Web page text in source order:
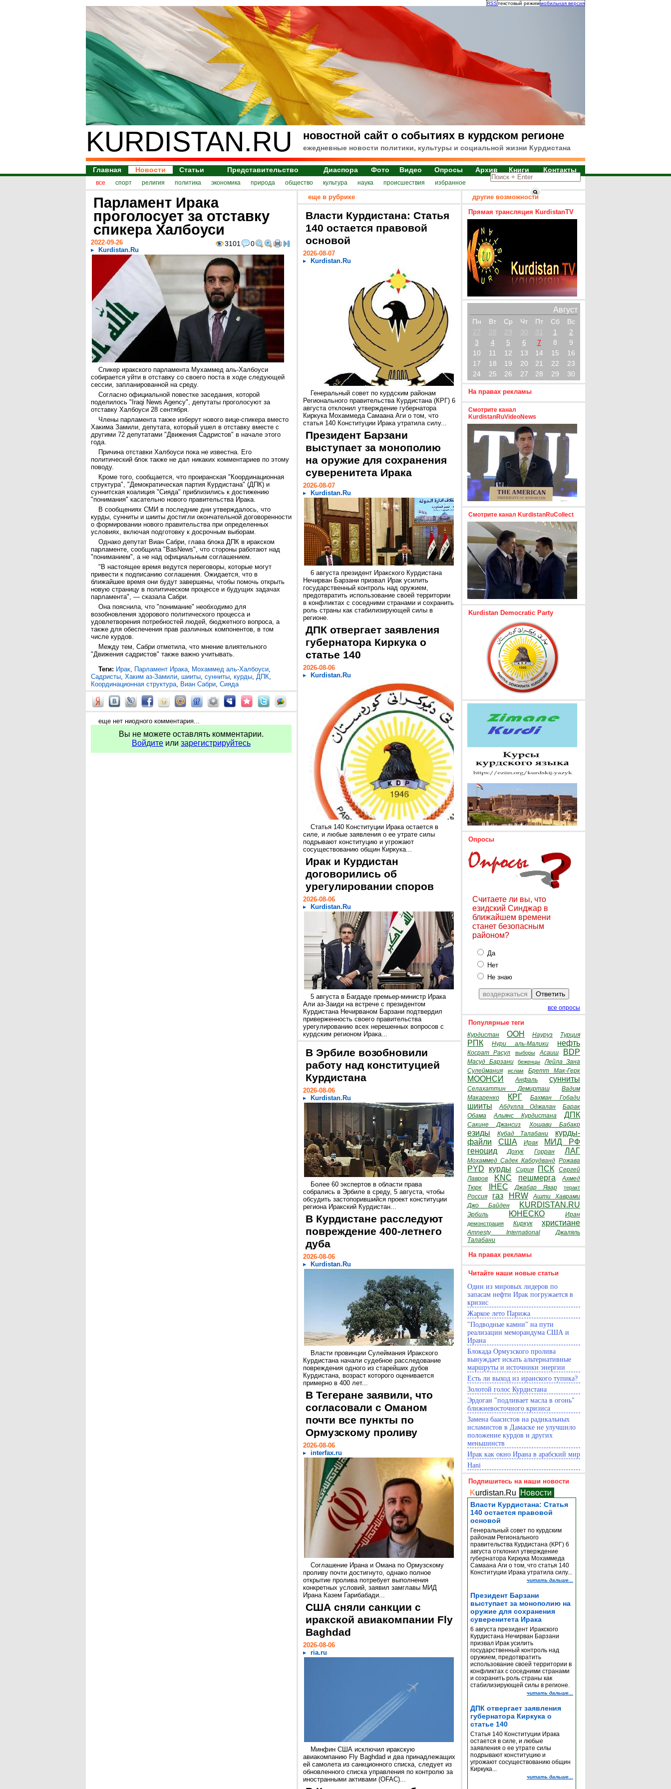
RSSтекстовый режиммобильная версия
KURDISTAN.RU новостной сайт о событиях в курдском регионе
ежедневные новости политики, культуры и социальной жизни Курдистана
Главная Новости Статьи Представительство Диаспора Фото Видео Опросы Архив Книги Контакты
все спорт религия политика экономика природа общество культура наука происшествия избранное
Парламент Ирака
проголосует за отставку
спикера Халбоуси
3101 0
2022-09-26
Kurdistan.Ru
Спикер иракского парламента Мухаммед аль-Халбоуси
собирается уйти в отставку со своего поста в ходе следующей
сессии, запланированной на среду.
Согласно официальной повестке заседания, которой
поделилось "Iraqi News Agency", депутаты проголосуют за
отставку Халбоуси 28 сентября.
Члены парламента также изберут нового вице-спикера вместо
Хакима Замили, депутата, который ушел в отставку вместе с
другими 72 депутатами "Движения Садристов" в начале этого
года.
Причина отставки Халбоуси пока не известна. Его
политический блок также не дал никаких комментариев по этому
поводу.
Кроме того, сообщается, что проиранская "Координационная
структура", "Демократическая партия Курдистана" (ДПК) и
суннитская коалиция "Сияда" приблизились к достижению
"понимания" касательно нового правительства Ирака.
В сообщениях СМИ в последние дни утверждалось, что
курды, сунниты и шииты достигли окончательной договоренности
о формировании нового правительства при определенных
условиях, включая подготовку к досрочным выборам.
Однако депутат Виан Сабри, глава блока ДПК в иракском
парламенте, сообщила "BasNews", что стороны работают над
"пониманием", а не над официальным соглашением.
"В настоящее время ведутся переговоры, которые могут
привести к подписанию соглашения. Ожидается, что в
ближайшее время они будут завершены, чтобы помочь открыть
новую страницу в политическом процессе и будущих задачах
парламента", — сказала Сабри.
Она пояснила, что "понимание" необходимо для
возобновления здорового политического процесса и
удовлетворения потребностей людей, бюджетного вопроса, а
также для обеспечения прав различных компонентов, в том
числе курдов.
Между тем, Сабри отметила, что мнение влиятельного
"Движения садристов" также важно учитывать.
Теги: Ирак, Парламент Ирака, Мохаммед аль-Халбоуси,
Садристы, Хаким аз-Замили, шииты, сунниты, курды, ДПК,
Координационная структура, Виан Сабри, Сияда
еще нет ниодного комментария...
Вы не можете оставлять комментарии.
Войдите или зарегистрируйтесь
еще в рубрике
Власти Курдистана: Статья
140 остается правовой
основой
2026-08-07
Kurdistan.Ru
Генеральный совет по курдским районам
Регионального правительства Курдистана (КРГ) 6
августа отклонил утверждение губернатора
Киркука Мохаммеда Самаана Аги о том, что
статья 140 Конституции Ирака утратила силу...
Президент Барзани
выступает за монополию
на оружие для сохранения
суверенитета Ирака
2026-08-07
Kurdistan.Ru
6 августа президент Иракского Курдистана
Нечирван Барзани призвал Ирак усилить
государственный контроль над оружием,
предотвратить использование своей территории
в конфликтах с соседними странами и сохранить
роль страны как стабилизирующей силы в
регионе.
ДПК отвергает заявления
губернатора Киркука о
статье 140
2026-08-06
Kurdistan.Ru
Статья 140 Конституции Ирака остается в
силе, и любые заявления о ее утрате силы
подрывают конституцию и угрожают
сосуществованию общин Киркука...
Ирак и Курдистан
договорились об
урегулировании споров
2026-08-06
Kurdistan.Ru
5 августа в Багдаде премьер-министр Ирака
Али аз-Заиди на встрече с президентом
Курдистана Нечирваном Барзани подтвердил
приверженность своего правительства
урегулированию всех нерешенных вопросов с
курдским регионом Ирака...
В Эрбиле возобновили
работу над конституцией
Курдистана
2026-08-06
Kurdistan.Ru
Более 60 экспертов в области права
собрались в Эрбиле в среду, 5 августа, чтобы
обсудить застопорившийся проект конституции
региона Иракский Курдистан...
В Курдистане расследуют
повреждение 400-летнего
дуба
2026-08-06
Kurdistan.Ru
Власти провинции Сулеймания Иракского
Курдистана начали судебное расследование
повреждения одного из старейших дубов
Курдистана, возраст которого оценивается
примерно в 400 лет...
В Тегеране заявили, что
согласовали с Оманом
почти все пункты по
Ормузскому проливу
2026-08-06
interfax.ru
Соглашение Ирана и Омана по Ормузскому
проливу почти достигнуто, однако полное
открытие пролива потребует выполнения
конкретных условий, заявил замглавы МИД
Ирана Казем Гарибабади...
США сняли санкции с
иракской авиакомпании Fly
Baghdad
2026-08-06
ria.ru
Минфин США исключил иракскую
авиакомпанию Fly Baghdad и два принадлежащих
ей самолета из санкционного списка, следует из
обновленного списка управления по контролю за
иностранными активами (OFAC)...
другие возможности
Прямая трансляция KurdistanTV
Август
Пн Вт Ср Чт Пт Сб
Вс
27
28 29 30 31 1
2
3
4 5 6 7 8
9
10
11 12 13 14 15
16
17
18 19 20 21 22
23
24
25 26 27 28 29 30
На правах рекламы
Смотрите канал
KurdistanRuVideoNews
Смотрите канал KurdistanRuCollect
Kurdistan Democratic Party
Опросы
Считаете ли вы, что
езидский Синджар в
ближайшем времени
станет безопасным
районом?
Да
Нет
Не знаю
все опросы
Популярные теги
Курдистан ООН Науруз Турция
РПК Нури аль-Малики нефть
Косрат Расул выборы Асаиш BDP
Масуд Барзани беженцы
Лейла Зана
Сулеймания
ислам Бретт Мак-Герк
МООНСИ Анфаль сунниты
Селахаттин Демирташ
Вадим
Макаренко
КРГ Бахман Гобади
шииты Абдулла Оджалан
Барак
Обама
Альянс Курдистана ДПК
Сакине Джансиз Хошави Бабакр
езиды Кубад Талабани
курды-
файли
США Ирак
МИД РФ
геноцид
Дохук Горран ЛАГ
Мохаммед Садек Кабоудванд Рожава
PYD курды Сирия ПСК
Сергей
Лавров
KNC пешмерга
Ахмед
Тюрк
IHEC Джабар Явар теракт
Россия газ HRW
Ашти Хаврами
Джо Байден
KURDISTAN.RU
Эрбиль ЮНЕСКО Иран
демонстрация Киркук христиане
Amnesty International
Джаляль
Талабани
На правах рекламы
Читайте наши новые статьи
Один из мировых лидеров по
запасам нефти Ирак погружается в
кризис
Жаркое лето Парижа
"Подводные камни" на пути
реализации меморандума США и
Ирана
Блокада Ормузского пролива
вынуждает искать альтернативные
маршруты и источники энергии
Есть ли выход из иранского тупика?
Золотой голос Курдистана
Эрдоган "подливает масла в огонь"
ближневосточного кризиса
Замена баасистов на радикальных
исламистов в Дамаске не улучшило
положение курдов и других
меньшинств
Ирак как окно Ирана в арабский мир
Hani
Подпишитесь на наши новости
Kurdistan.Ru Новости
Власти Курдистана: Статья
140 остается правовой
основой
Генеральный совет по курдским
районам Регионального
правительства Курдистана (КРГ) 6
августа отклонил утверждение
губернатора Киркука Мохаммеда
Самаана Аги о том, что статья 140
Конституции Ирака утратила силу...
читать дальше...
Президент Барзани
выступает за монополию на
оружие для сохранения
суверенитета Ирака
6 августа президент Иракского
Курдистана Нечирван Барзани
призвал Ирак усилить
государственный контроль над
оружием, предотвратить
использование своей территории в
конфликтах с соседними странами
и сохранить роль страны как
стабилизирующей силы в регионе.
читать дальше...
ДПК отвергает заявления
губернатора Киркука о
статье 140
Статья 140 Конституции Ирака
остается в силе, и любые
заявления о ее утрате силы
подрывают конституцию и
угрожают сосуществованию общин
Киркука...
читать дальше...